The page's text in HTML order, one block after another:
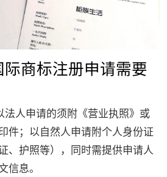
商标注册申请需要
法人申请的须附《营业执照》或
件；以自然人申请附个人身份证
、护照等），同时需提供申请人
信息。